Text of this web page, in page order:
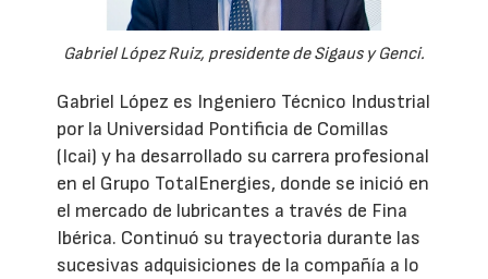
Gabriel López Ruiz, presidente de Sigaus y Genci.
Gabriel López es Ingeniero Técnico Industrial
por la Universidad Pontificia de Comillas
(Icai) y ha desarrollado su carrera profesional
en el Grupo TotalEnergies, donde se inició en
el mercado de lubricantes a través de Fina
Ibérica. Continuó su trayectoria durante las
sucesivas adquisiciones de la compañía a lo